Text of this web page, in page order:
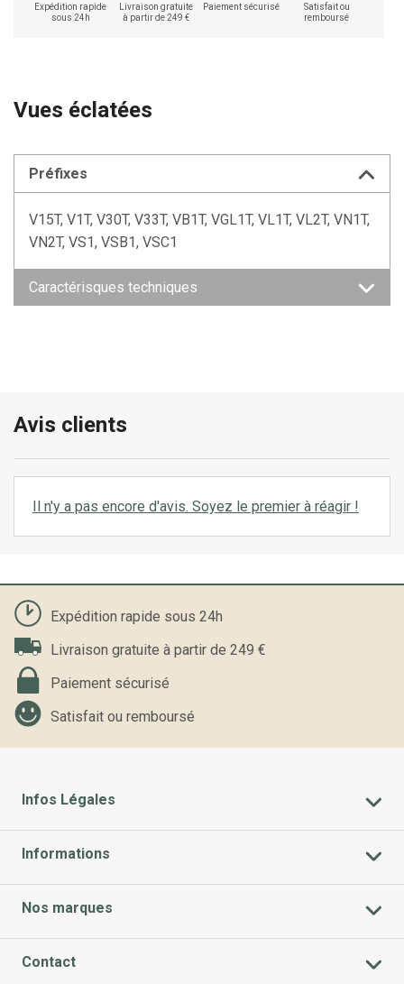
Expédition rapide
sous 24h
Livraison gratuite
à partir de 249 €
Paiement sécurisé
Satisfait ou
remboursé
Vues éclatées
Préfixes
V15T, V1T, V30T, V33T, VB1T, VGL1T, VL1T, VL2T, VN1T,
VN2T, VS1, VSB1, VSC1
Caractérisques techniques
Avis clients
Il n'y a pas encore d'avis. Soyez le premier à réagir !
Expédition rapide sous 24h
Livraison gratuite à partir de 249 €
Paiement sécurisé
Satisfait ou remboursé
Infos Légales
Informations
Nos marques
Contact